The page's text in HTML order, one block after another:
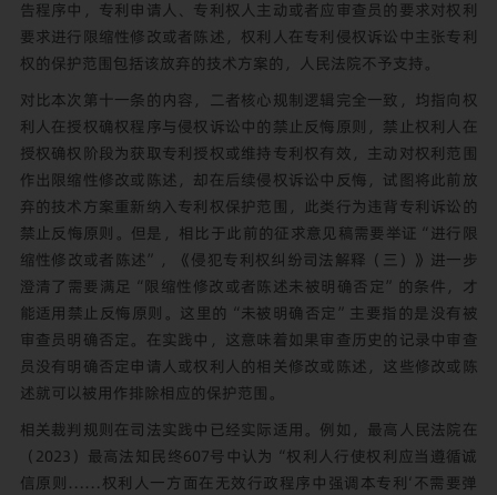
告程序中，专利申请人、专利权人主动或者应审查员的要求对权利
要求进行限缩性修改或者陈述，权利人在专利侵权诉讼中主张专利
权的保护范围包括该放弃的技术方案的，人民法院不予支持。
对比本次第十一条的内容，二者核心规制逻辑完全一致，均指向权
利人在授权确权程序与侵权诉讼中的禁止反悔原则，禁止权利人在
授权确权阶段为获取专利授权或维持专利权有效，主动对权利范围
作出限缩性修改或陈述，却在后续侵权诉讼中反悔，试图将此前放
弃的技术方案重新纳入专利权保护范围，此类行为违背专利诉讼的
禁止反悔原则。但是，相比于此前的征求意见稿需要举证“进行限
缩性修改或者陈述”，《侵犯专利权纠纷司法解释（三）》进一步
澄清了需要满足“限缩性修改或者陈述未被明确否定”的条件，才
能适用禁止反悔原则。这里的“未被明确否定”主要指的是没有被
审查员明确否定。在实践中，这意味着如果审查历史的记录中审查
员没有明确否定申请人或权利人的相关修改或陈述，这些修改或陈
述就可以被用作排除相应的保护范围。
相关裁判规则在司法实践中已经实际适用。例如，最高人民法院在
（2023）最高法知民终607号中认为“权利人行使权利应当遵循诚
信原则……权利人一方面在无效行政程序中强调本专利‘不需要弹